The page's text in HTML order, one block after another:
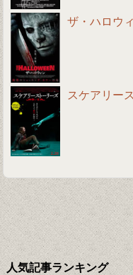
ザ・ハロウ
スケアリー
人気記事ランキング